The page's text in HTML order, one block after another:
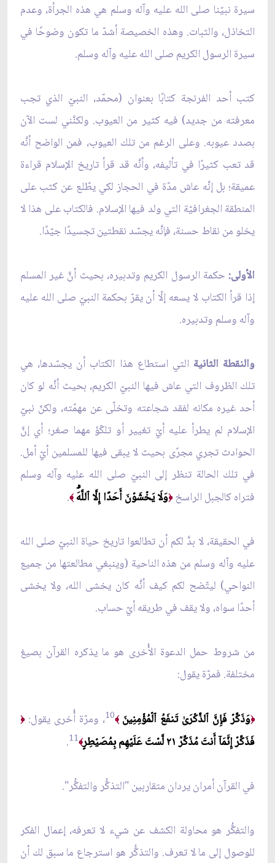
سيرة نبيّنا صلى الله عليه وآله وسلم هي هذه الجرأة، وعدم
التخاذل، والثبات. وهذه الخصيصة أشدّ ما تكون وضوحًا في
سيرة الرسول الكريم صلى الله عليه وآله وسلم.
كتب أحد الفرنجة كتابًا بعنوان (محمّد، النبيّ الذي تجب
معرفته من جديد) فيه كثير من العيوب. ولكنَّني لست الآن
بصدد عيوبه. وعلى الرغم من تلك العيوب، فمن الواضح أنَّه
قد تعب كثيرًا في تأليفه، وأنَّه قد قرأ تاريخ الإسلام قراءة
عميقة؛ بل إنَّه عاش مدّة في الحجاز لكي يطّلع عن كثب على
المنطقة الجغرافيّة التي ولد فيها الإسلام. فالكتاب على هذا لا
يخلو من نقاط حسنة، فإنَّه يجسّد نقطتين تجسيدًا جيّدًا.
الأولى:حكمة الرسول الكريم وتدبيره، بحيث أنَّ غير المسلم
إذا قرأ الكتاب لا يسعه إلّا أن يقرّ بحكمة النبيّ صلى الله عليه
وآله وسلم وتدبيره.
والنقطة الثانية التي استطاع هذا الكتاب أن يجسّدها، هي
تلك الظروف التي عاش فيها النبيّ الكريم، بحيث أنَّه لو كان
أحد غيره مكانه لفقد شجاعته وتخلّى عن مهمّته، ولكنّ نبيّ
الإسلام لم يطرأ عليه أيّ تغيير أو تلكّؤ مهما صغر؛ أي إنَّ
الحوادث تجري مجرًى بحيث لا يبقى فيها للمسلمين أيّ أمل.
في تلك الحالة تنظر إلى النبيّ صلى الله عليه وآله وسلم
فتراه كالجبل الراسخ﴿وَلَا يَخۡشَوۡنَ أَحَدًا إِلَّا ٱللَّهَۗ﴾.
في الحقيقة، لا بدَّ لكم أن تطالعوا تاريخ حياة النبيّ صلى الله
عليه وآله وسلم من هذه الناحية (وينبغي مطالعتها من جميع
النواحي) ليتّضح لكم كيف أنَّه كان يخشى الله، ولا يخشى
أحدًا سواه، ولا يقف في طريقه أيّ حساب.
من شروط حمل الدعوة الأُخرى هو ما يذكره القرآن بصيغ
مختلفة. فمرّة يقول:
﴿وَذَكِّرۡ فَإِنَّ ٱلذِّكۡرَىٰ تَنفَعُ ٱلۡمُؤۡمِنِينَ﴾10، ومرّة أُخرى يقول:﴿
فَذَكِّرۡ إِنَّمَآ أَنتَ مُذَكِّرٞ ٢١ لَّسۡتَ عَلَيۡهِم بِمُصَيۡطِرٍ ﴾11
.
في القرآن أمران يردان متقاربين "التذكُّر والتفكُّر".
والتفكُّر هو محاولة الكشف عن شيء لا تعرفه، إعمال الفكر
للوصول إلى ما لا تعرف. والتذكُّر هو استرجاع ما سبق لك أن